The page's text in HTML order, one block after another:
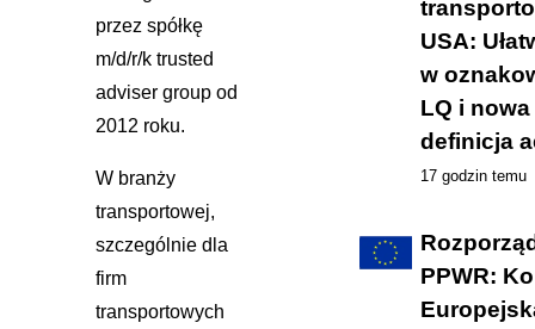
przez spółkę
m/d/r/k trusted
adviser group od
2012 roku.
W branży
transportowej,
szczególnie dla
firm
transportowych
USA:
w
LQ i nowa
definicja
17 godzin temu
PPWR: